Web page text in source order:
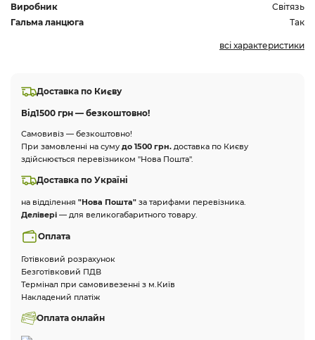
Виробник
Світязь
Гальма ланцюга
Так
всі характеристики
Доставка по Києву
Від1500 грн — безкоштовно!
Самовивіз — безкоштовно!
При замовленні на суму до 1500 грн. доставка по Києву
здійснюється перевізником "Нова Пошта".
Доставка по Україні
на відділення "Нова Пошта" за тарифами перевізника.
Делівері — для великогабаритного товару.
Оплата
Готівковий розрахунок
Безготівковий ПДВ
Термінал при самовивезенні з м.Київ
Накладений платіж
Оплата онлайн